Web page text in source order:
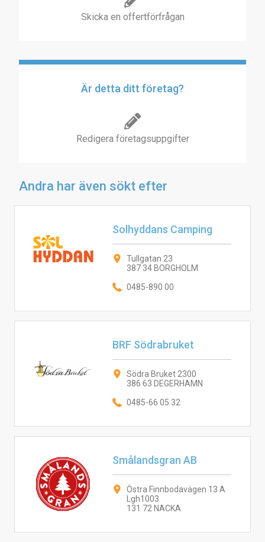
Skicka en offertförfrågan
Är detta ditt företag?
Redigera företagsuppgifter
Andra har även sökt efter
Solhyddans Camping
Tullgatan 23
387 34 BORGHOLM
0485-890 00
BRF Södrabruket
Södra Bruket 2300
386 63 DEGERHAMN
0485-66 05 32
Smålandsgran AB
Östra Finnbodavägen 13 A
Lgh1003
131 72 NACKA